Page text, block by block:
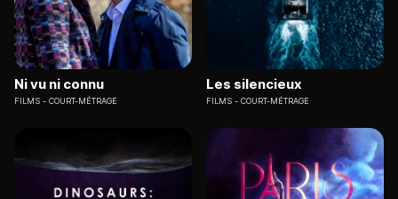
Ni vu ni connu
FILMS COURT-MÉTRAGE
Les silencieux
FILMS COURT-MÉTRAGE